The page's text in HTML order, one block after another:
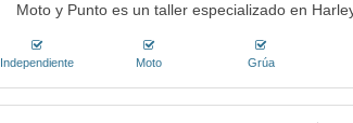
Moto y Punto es un taller especializado en
Independiente Moto Grúa